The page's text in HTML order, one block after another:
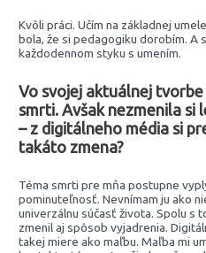
Kvôli práci. Učím na základnej
bola, že si pedagogiku dorobím. A
každodennom styku s umením.
Vo svojej aktuálnej
smrti. Avšak nezmenila si
– z digitálneho média si
takáto zmena?
Téma smrti pre mňa postupne
pominuteľnosť. Nevnímam ju ako
univerzálnu súčasť života. Spolu s
zmenil aj spôsob vyjadrenia.
takej miere ako maľbu. Maľba mi